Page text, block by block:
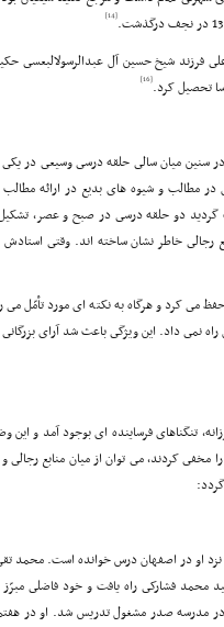
[14]
شیخ حسین آل عبدالرسولالبعسى حکیمى
تحصیل کرد.[16]
سنین میان سالى حلقه درسى وسیعى در
در مطالب و شیوه هاى بدیع در ارائه
دو حلقه درسى در صبح و عصر،
مى کرد و هرگاه به نکته اى مورد تأمّل مى
نمى داد. این ویژگى باعث شد آراى بزرگانى
تنگناهاى فرساینده اى بوجود آمد و
مخفى کردند، مى توان از میان منابع
او در اصفهان درس خوانده است. محمد